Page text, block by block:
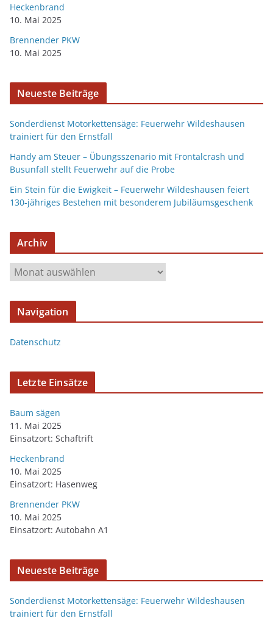
Heckenbrand
10. Mai 2025
Brennender PKW
10. Mai 2025
Neueste Beiträge
Sonderdienst Motorkettensäge: Feuerwehr Wildeshausen
trainiert für den Ernstfall
Handy am Steuer – Übungsszenario mit Frontalcrash und
Busunfall stellt Feuerwehr auf die Probe
Ein Stein für die Ewigkeit – Feuerwehr Wildeshausen feiert
130-jähriges Bestehen mit besonderem Jubiläumsgeschenk
Archiv
Navigation
Datenschutz
Letzte Einsätze
Baum sägen
11. Mai 2025
Einsatzort: Schaftrift
Heckenbrand
10. Mai 2025
Einsatzort: Hasenweg
Brennender PKW
10. Mai 2025
Einsatzort: Autobahn A1
Neueste Beiträge
Sonderdienst Motorkettensäge: Feuerwehr Wildeshausen
trainiert für den Ernstfall